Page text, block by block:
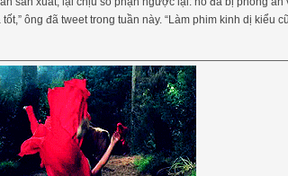
ông đã tweet trong tuần này. “Làm phim kinh dị kiểu